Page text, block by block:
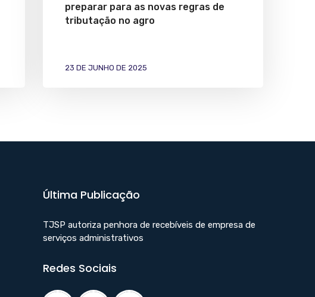
preparar para as novas regras de
tributação no agro
23 DE JUNHO DE 2025
Última Publicação
TJSP autoriza penhora de recebíveis de empresa de
serviços administrativos
Redes Sociais